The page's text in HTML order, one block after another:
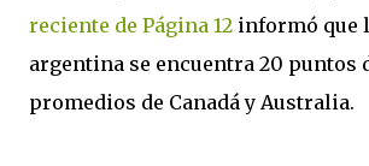
reciente de Página 12 informó que
argentina se encuentra 20 puntos
promedios de Canadá y Australia.